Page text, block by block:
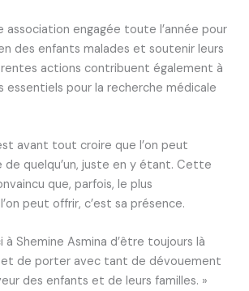
association engagée toute l’année pour
des enfants malades et soutenir leurs
actions contribuent également à
essentiels pour la recherche médicale
avant tout croire que l’on peut
de quelqu’un, juste en y étant. Cette
que, parfois, le plus
peut offrir, c’est sa présence.
à Shemine Asmina d’être toujours là
et de porter avec tant de dévouement
des enfants et de leurs familles. »